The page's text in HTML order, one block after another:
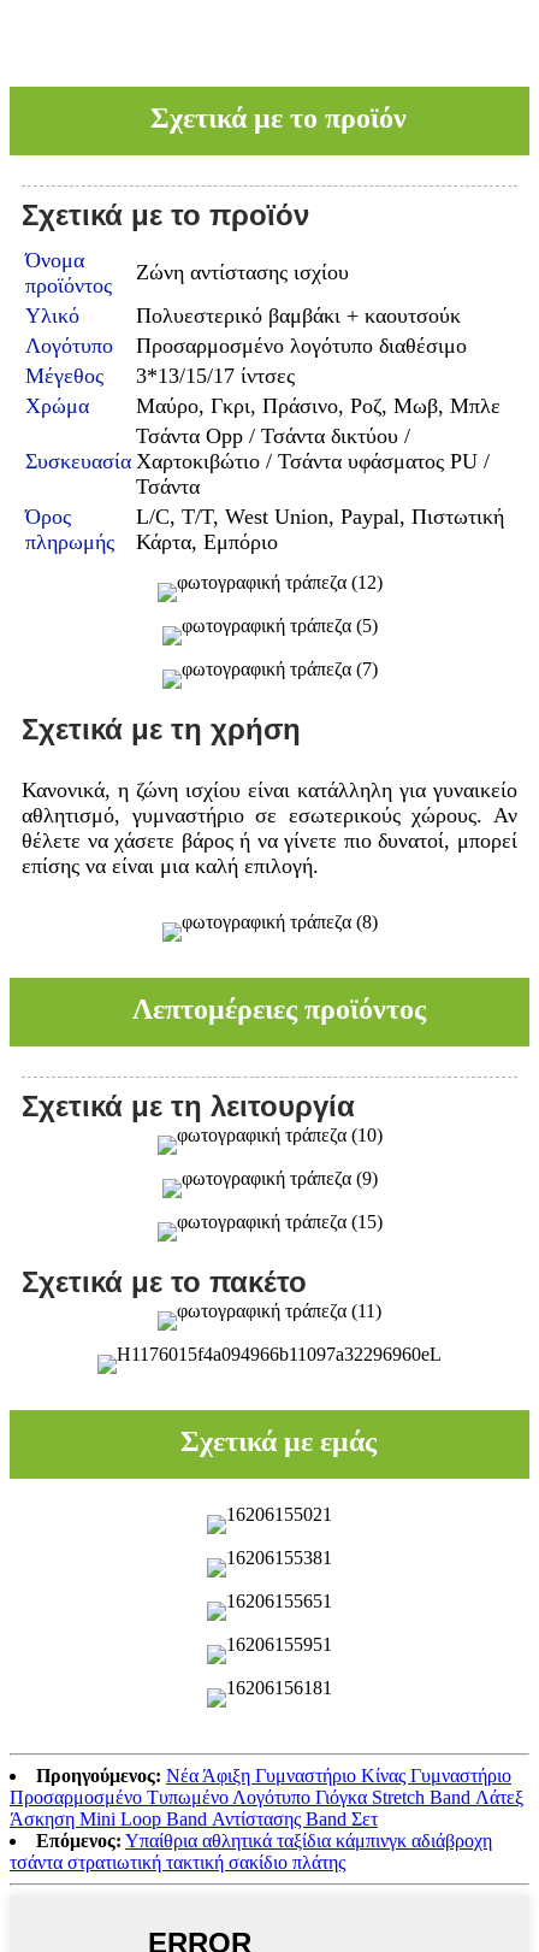
Σχετικά με το προϊόν
Σχετικά με το προϊόν
Όνομα
προϊόντος
Ζώνη αντίστασης ισχίου
Υλικό
Πολυεστερικό βαμβάκι + καουτσούκ
Λογότυπο
Προσαρμοσμένο λογότυπο διαθέσιμο
Μέγεθος
3*13/15/17 ίντσες
Χρώμα
Μαύρο, Γκρι, Πράσινο, Ροζ, Μωβ, Μπλε
Συσκευασία
Τσάντα Opp / Τσάντα δικτύου /
Χαρτοκιβώτιο / Τσάντα υφάσματος PU /
Τσάντα
Όρος
πληρωμής
L/C, T/T, West Union, Paypal, Πιστωτική
Κάρτα, Εμπόριο
Σχετικά με τη χρήση
Κανονικά, η ζώνη ισχίου είναι κατάλληλη για γυναικείο
αθλητισμό, γυμναστήριο σε εσωτερικούς χώρους. Αν
θέλετε να χάσετε βάρος ή να γίνετε πιο δυνατοί, μπορεί
επίσης να είναι μια καλή επιλογή.
Λεπτομέρειες προϊόντος
Σχετικά με τη λειτουργία
Σχετικά με το πακέτο
Σχετικά με εμάς
Προηγούμενος: Νέα Άφιξη Γυμναστήριο Κίνας Γυμναστήριο
Προσαρμοσμένο Τυπωμένο Λογότυπο Γιόγκα Stretch Band Λάτεξ
Άσκηση Mini Loop Band Αντίστασης Band Σετ
Επόμενος: Υπαίθρια αθλητικά ταξίδια κάμπινγκ αδιάβροχη
τσάντα στρατιωτική τακτική σακίδιο πλάτης